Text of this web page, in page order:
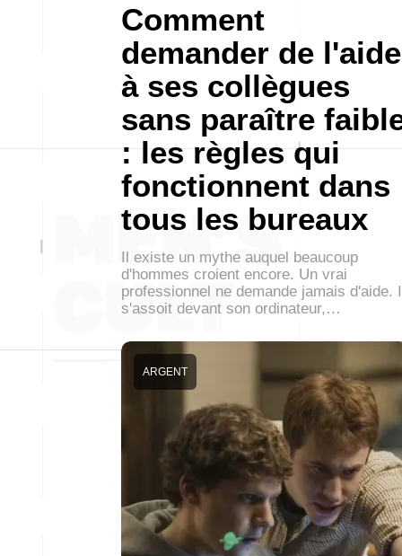
Comment
demander de l'aide
à ses collègues
sans paraître
: les règles qui
fonctionnent dans
tous les bureaux
Il existe un mythe auquel beaucoup
d'hommes croient encore. Un vrai
professionnel ne demande jamais d'aide.
s'assoit devant son ordinateur,…
ARGENT